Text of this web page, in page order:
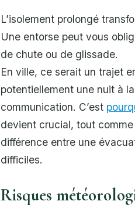
L’isolement prolongé
Une entorse peut vous
de chute ou de glissade.
En ville, ce serait un trajet
potentiellement une nuit à
communication. C’est
devient crucial, tout comme
différence entre une
difficiles.
Risques